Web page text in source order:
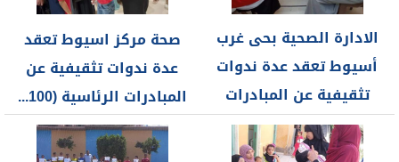
الادارة الصحية بحى غرب
أسيوط تعقد عدة ندوات
تثقيفية عن المبادرات
الرئاسية...
صحة مركز اسيوط تعقد
عدة ندوات تثقيفية عن
المبادرات الرئاسية (100...